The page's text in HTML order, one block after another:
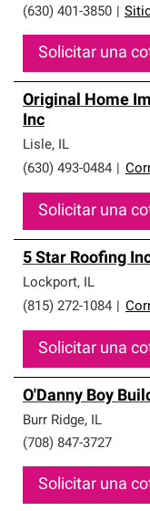
(630) 401-3850
Solicitar una
Original Home
Inc
Lisle, IL
(630) 493-0484
Solicitar una
5 Star Roofing
Lockport, IL
(815) 272-1084
Solicitar una
O'Danny Boy
Burr Ridge, IL
(708) 847-3727
Solicitar una